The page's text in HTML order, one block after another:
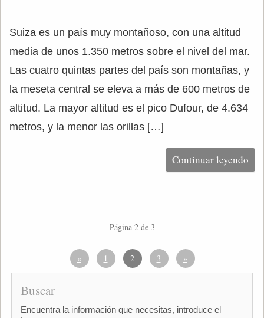
Suiza es un país muy montañoso, con una altitud
media de unos 1.350 metros sobre el nivel del mar.
Las cuatro quintas partes del país son montañas, y
la meseta central se eleva a más de 600 metros de
altitud. La mayor altitud es el pico Dufour, de 4.634
metros, y la menor las orillas […]
Continuar leyendo
Página 2 de 3
« 1 2 3 »
Buscar
Encuentra la información que necesitas, introduce el